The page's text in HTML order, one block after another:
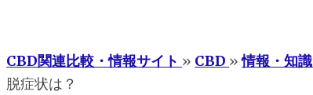
CBD関連比較・情報サイト » CBD »情報・知識
脱症状は？